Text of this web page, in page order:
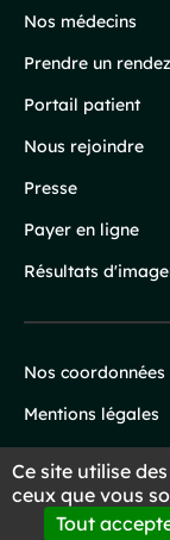
Nos médecins
Prendre un
Portail patient
Nous rejoindre
Presse
Payer en ligne
Résultats
Infos
légales
Nos coordonnées
Mentions légales
Préférences de
Ce site utilise
ceux que vous
Tout